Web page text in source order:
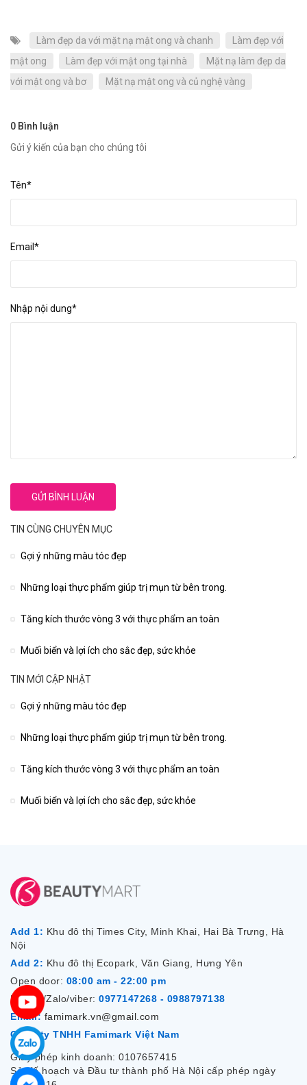
Làm đẹp da với mặt nạ mật ong và chanh
Làm đẹp với
mật ong
Làm đẹp với mật ong tại nhà
Mặt nạ làm đẹp da
với mật ong và bơ
Mặt nạ mật ong và củ nghệ vàng
0 Bình luận
Gửi ý kiến của bạn cho chúng tôi
Tên*
Email*
Nhập nội dung*
TIN CÙNG CHUYÊN MỤC
Gợi ý những màu tóc đẹp
Những loại thực phẩm giúp trị mụn từ bên trong.
Tăng kích thước vòng 3 với thực phẩm an toàn
Muối biển và lợi ích cho sắc đẹp, sức khỏe
TIN MỚI CẬP NHẬT
Gợi ý những màu tóc đẹp
Những loại thực phẩm giúp trị mụn từ bên trong.
Tăng kích thước vòng 3 với thực phẩm an toàn
Muối biển và lợi ích cho sắc đẹp, sức khỏe
Add 1: Khu đô thị Times City, Minh Khai, Hai Bà Trưng, Hà
Nội
Add 2: Khu đô thị Ecopark, Văn Giang, Hưng Yên
Open door: 08:00 am - 22:00 pm
Hotline/Zalo/viber: 0977147268 - 0988797138
Email: famimark.vn@gmail.com
Công ty TNHH Famimark Việt Nam
Giấy phép kinh doanh: 0107657415
Sở Kế hoạch và Đầu tư thành phố Hà Nội cấp phép ngày